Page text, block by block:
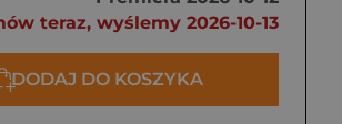
teraz, wyślemy 2026-10-13
DODAJ DO KOSZYKA